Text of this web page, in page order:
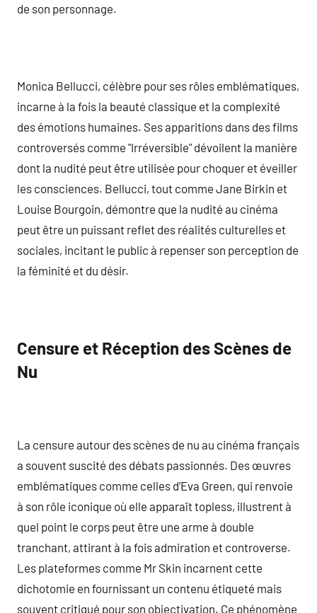
de son personnage.
Monica Bellucci, célèbre pour ses rôles emblématiques,
incarne à la fois la beauté classique et la complexité
des émotions humaines. Ses apparitions dans des films
controversés comme "Irréversible" dévoilent la manière
dont la nudité peut être utilisée pour choquer et éveiller
les consciences. Bellucci, tout comme Jane Birkin et
Louise Bourgoin, démontre que la nudité au cinéma
peut être un puissant reflet des réalités culturelles et
sociales, incitant le public à repenser son perception de
la féminité et du désir.
Censure et Réception des Scènes de
Nu
La censure autour des scènes de nu au cinéma français
a souvent suscité des débats passionnés. Des œuvres
emblématiques comme celles d’Eva Green, qui renvoie
à son rôle iconique où elle apparaît topless, illustrent à
quel point le corps peut être une arme à double
tranchant, attirant à la fois admiration et controverse.
Les plateformes comme Mr Skin incarnent cette
dichotomie en fournissant un contenu étiqueté mais
souvent critiqué pour son objectivation. Ce phénomène